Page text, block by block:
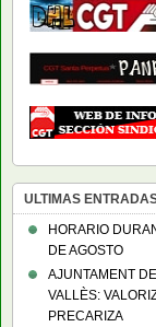
ULTIMAS
HORARIO
DE AGOSTO
AJUNTAMENT
VALLÈS:
PRECARIZA